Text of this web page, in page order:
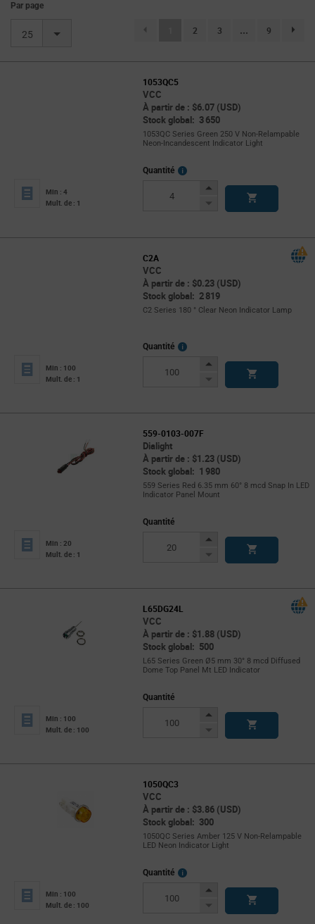
Par page
25 (current)
2 3 ... 9
1053QC5
VCC
À partir de : $6.07 (USD)
Stock global: 3 650
1053QC Series Green 250 V Non-Relampable
Neon-Incandescent Indicator Light
Min : 4
Mult. de : 1
Quantité
More
Increase
Decrease
C2A
VCC
À partir de : $0.23 (USD)
Stock global: 2 819
C2 Series 180 ° Clear Neon Indicator Lamp
Min : 100
Mult. de : 1
Quantité
More
Increase
Decrease
559-0103-007F
Dialight
À partir de : $1.23 (USD)
Stock global: 1 980
559 Series Red 6.35 mm 60° 8 mcd Snap In LED
Indicator Panel Mount
Min : 20
Mult. de : 1
Quantité
Increase
Decrease
L65DG24L
VCC
À partir de : $1.88 (USD)
Stock global: 500
L65 Series Green Ø5 mm 30° 8 mcd Diffused
Dome Top Panel Mt LED Indicator
Min : 100
Mult. de : 100
Quantité
Increase
Decrease
1050QC3
VCC
À partir de : $3.86 (USD)
Stock global: 300
1050QC Series Amber 125 V Non-Relampable
LED Neon Indicator Light
Min : 100
Mult. de : 100
Quantité
More
Increase
Decrease